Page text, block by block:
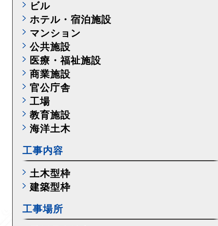
ビル
ホテル・宿泊施設
マンション
公共施設
医療・福祉施設
商業施設
官公庁舎
工場
教育施設
海洋土木
工事内容
土木型枠
建築型枠
工事場所